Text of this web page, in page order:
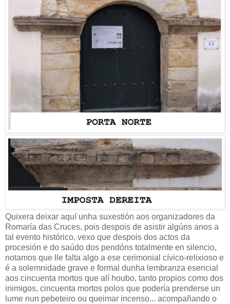
Quixera deixar aquí unha suxestión aos organizadores da
Romaría das Cruces, pois despois de asistir algúns anos a
tal evento histórico, vexo que despois dos actos da
procesión e do saúdo dos pendóns totalmente en silencio,
notamos que lle falta algo a ese cerimonial cívico-relixioso e
é a solemnidade grave e formal dunha lembranza esencial
aos cincuenta mortos que alí houbo, tanto propios como dos
inimigos, cincuenta mortos polos que podería prenderse un
lume nun pebeteiro ou queimar incenso... acompañando o